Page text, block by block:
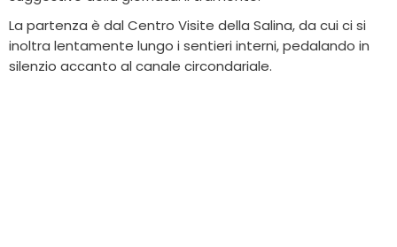
La partenza è dal Centro Visite della Salina, da cui ci si
inoltra lentamente lungo i sentieri interni, pedalando in
silenzio accanto al canale circondariale.